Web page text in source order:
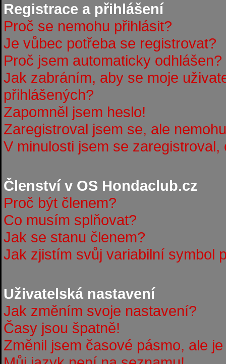
Registrace a přihlášení
Proč se nemohu přihlásit?
Je vůbec potřeba se registrovat?
Proč jsem automaticky odhlášen?
Jak zabráním, aby se moje
přihlášených?
Zapomněl jsem heslo!
Zaregistroval jsem se, ale
V minulosti jsem se
Členství v OS Hondaclub.cz
Proč být členem?
Co musím splňovat?
Jak se stanu členem?
Jak zjistím svůj variabilní symbol
Uživatelská nastavení
Jak změním svoje nastavení?
Časy jsou špatně!
Změnil jsem časové pásmo, ale